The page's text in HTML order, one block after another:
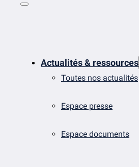
Actualités & ressources
Toutes nos actualités
Espace presse
Espace documents